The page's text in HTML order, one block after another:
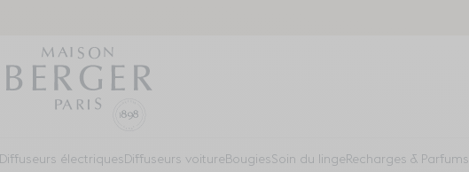
Diffuseurs électriques Diffuseurs voiture BougiesSoin du linge Recharges & Parfums